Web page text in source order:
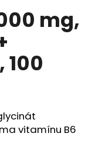
mg,
100
vitamínu B6